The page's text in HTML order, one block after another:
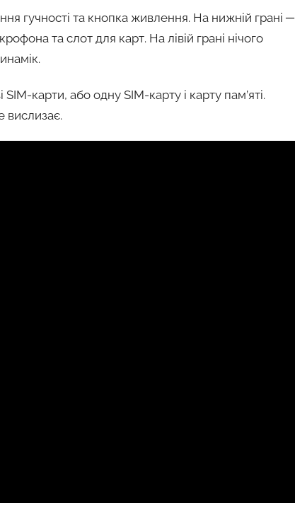
гучності та кнопка живлення. На нижній грані ─
та слот для карт. На лівій грані нічого
карти, або одну SIM-карту і карту пам’яті.
вислизає.